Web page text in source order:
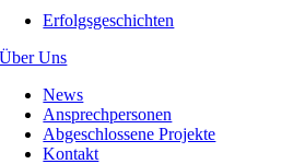
Erfolgsgeschichten
Über Uns
News
Ansprechpersonen
Abgeschlossene Projekte
Kontakt